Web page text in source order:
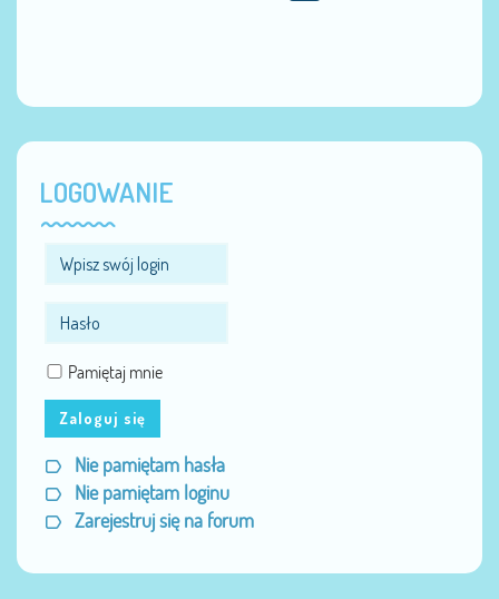
LOGOWANIE
Pamiętaj mnie
Zaloguj się
Nie pamiętam hasła
Nie pamiętam loginu
Zarejestruj się na forum